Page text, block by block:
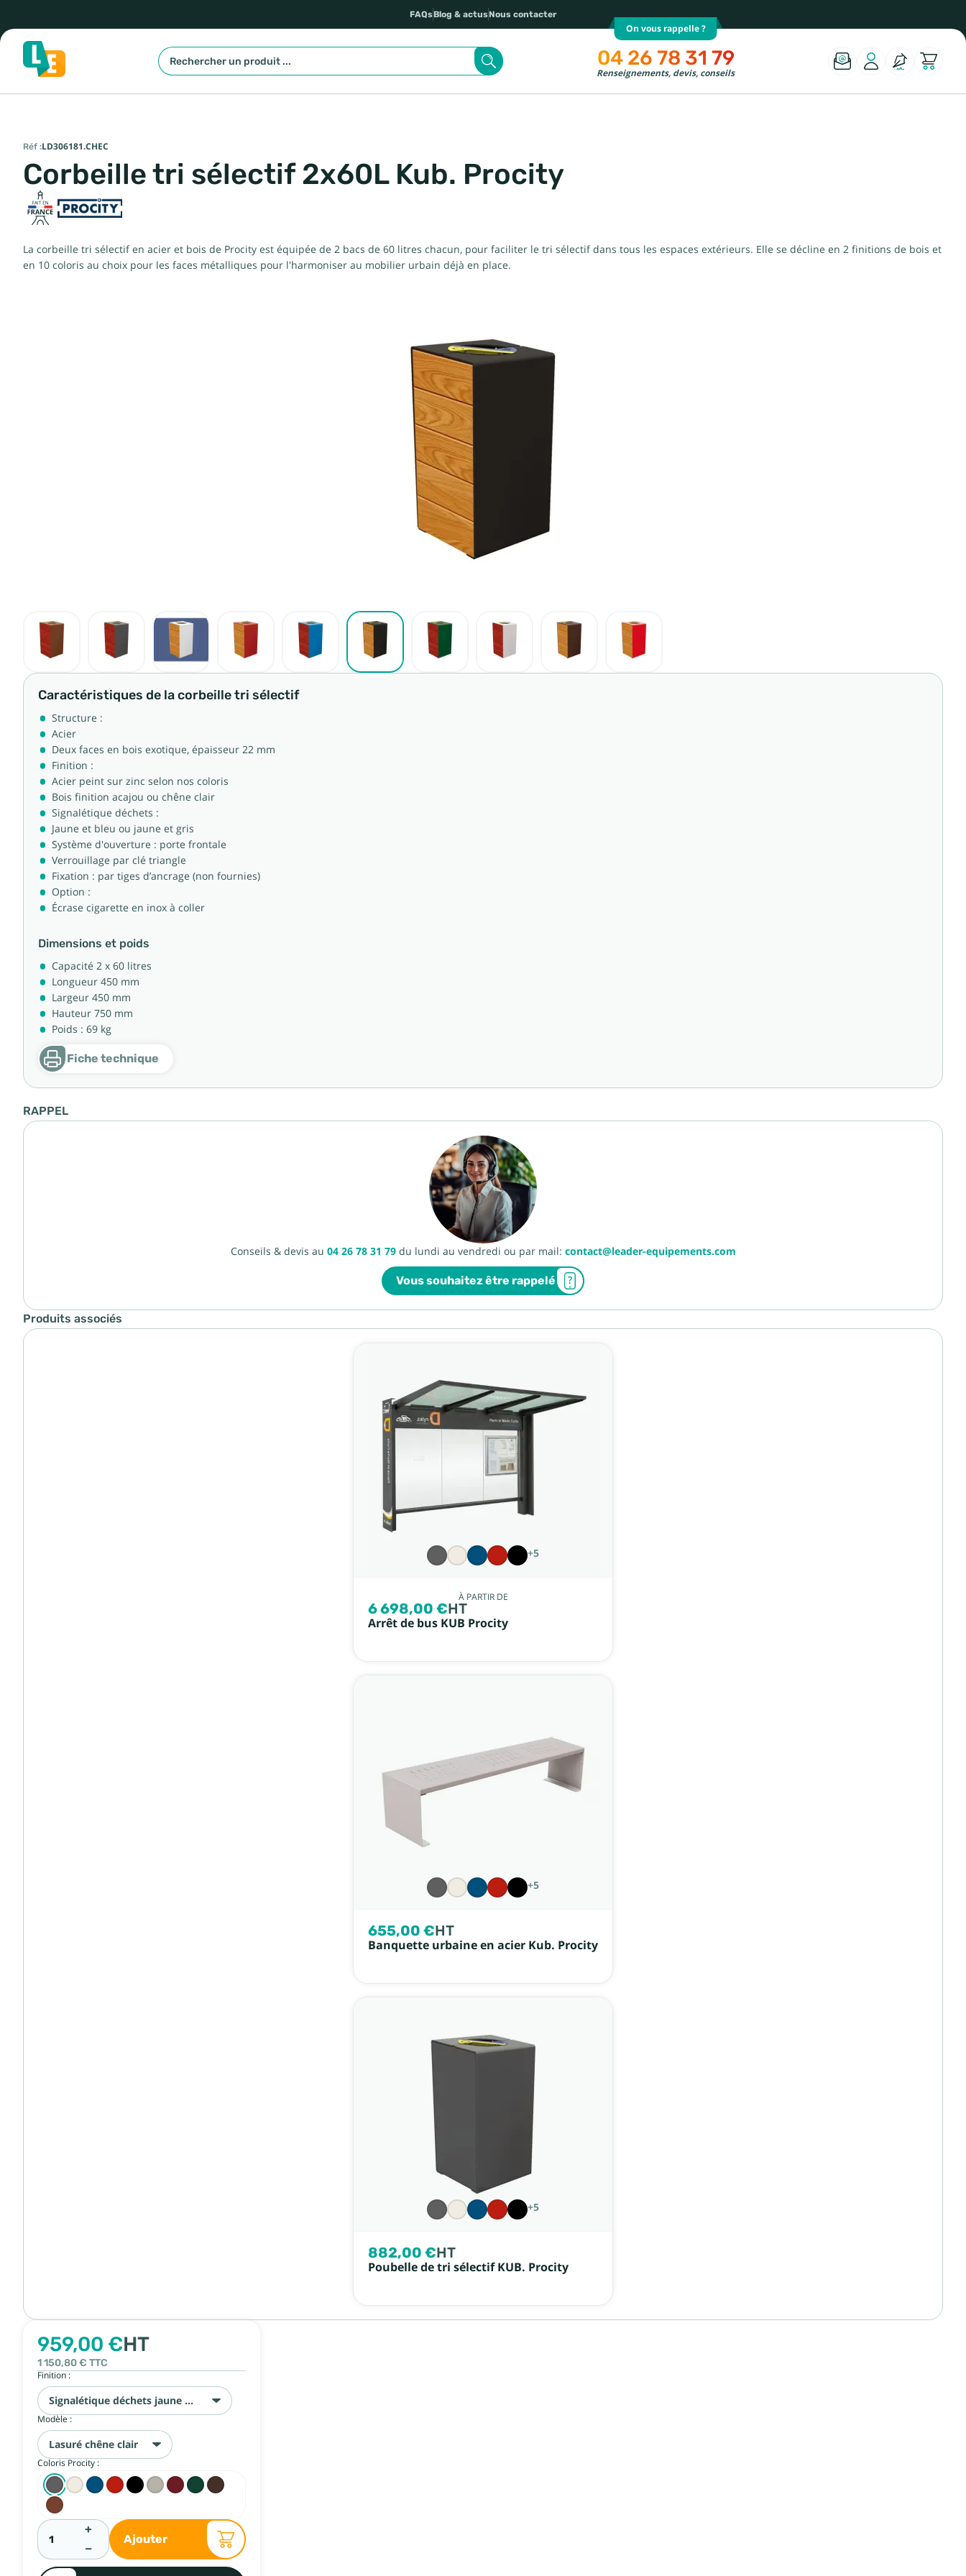
FAQsBlog & actusNous contacter
On vous rappelle ?
04 26 78 31 79
Renseignements, devis, conseils
959,00 €HT
1 150,80 € TTC
Finition :
Signalétique déchets jaune et bleu
Modèle :
Lasuré chêne clair
Coloris Procity :
+
−
Ajouter
Réf :LD306181.CHEC
Corbeille tri sélectif 2x60L Kub. Procity
La corbeille tri sélectif en acier et bois de Procity est équipée de 2 bacs de 60 litres chacun, pour faciliter le tri sélectif dans tous les espaces extérieurs. Elle se décline en 2 finitions de bois et
en 10 coloris au choix pour les faces métalliques pour l'harmoniser au mobilier urbain déjà en place.
Caractéristiques de la corbeille tri sélectif
Structure :
Acier
Deux faces en bois exotique, épaisseur 22 mm
Finition :
Acier peint sur zinc selon nos coloris
Bois finition acajou ou chêne clair
Signalétique déchets :
Jaune et bleu ou jaune et gris
Système d'ouverture : porte frontale
Verrouillage par clé triangle
Fixation : par tiges d’ancrage (non fournies)
Option :
Écrase cigarette en inox à coller
Dimensions et poids
Capacité 2 x 60 litres
Longueur 450 mm
Largeur 450 mm
Hauteur 750 mm
Poids : 69 kg
Fiche technique
RAPPEL
Conseils & devis au 04 26 78 31 79du lundi au vendredi ou par mail: contact@leader-equipements.com
Vous souhaitez être rappelé
Produits associés
+5
À PARTIR DE
6 698,00 €HT
Arrêt de bus KUB Procity
+5
655,00 €HT
Banquette urbaine en acier Kub. Procity
+5
882,00 €HT
Poubelle de tri sélectif KUB. Procity